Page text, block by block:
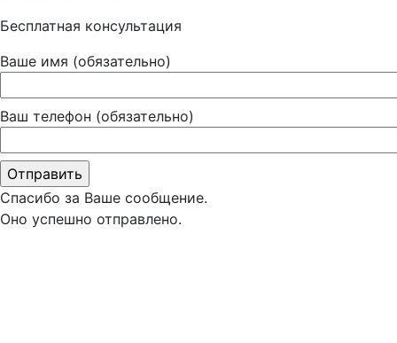
Бесплатная консультация
Ваше имя (обязательно)
Ваш телефон (обязательно)
Спасибо за Ваше сообщение.
Оно успешно отправлено.